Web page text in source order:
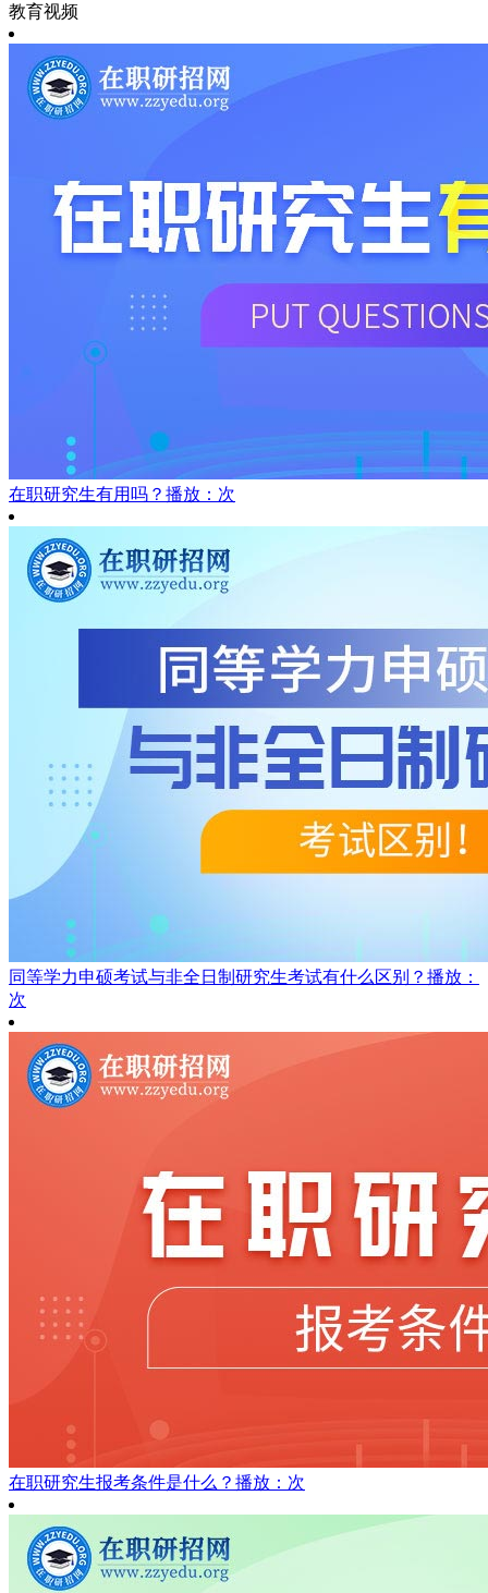
教育视频
在职研究生有用吗？ 播放：次
同等学力申硕考试与非全日制研究生考试有什么区别？ 播放：
次
在职研究生报考条件是什么？ 播放：次